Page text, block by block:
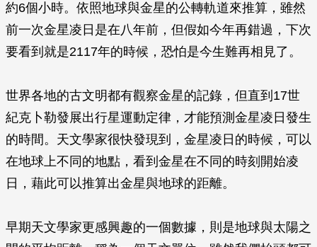
約6個小時。依照地球與金星的公轉軌道來推算，雖然
前一次金星凌日是在八年前，但假如今年再錯過，下次
要看到就是2117年的時候，恐怕是今生難再相見了。
世界各地的古文明都有觀察金星的記錄，但直到17世
紀克卜勒發展出行星運動定律，才能預測金星凌日發生
的時間。天文學家很快發現到，金星凌日的時候，可以
在地球上不同的地點，看到金星在不同的時刻開始凌
日，藉此可以推算出金星與地球的距離。
早期天文學家更感興趣的一個數據，則是地球與太陽之